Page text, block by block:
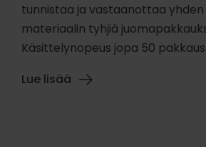
tunnistaa ja vastaanottaa
materiaalin tyhjiä
Käsittelynopeus jopa 50
Lue lisää